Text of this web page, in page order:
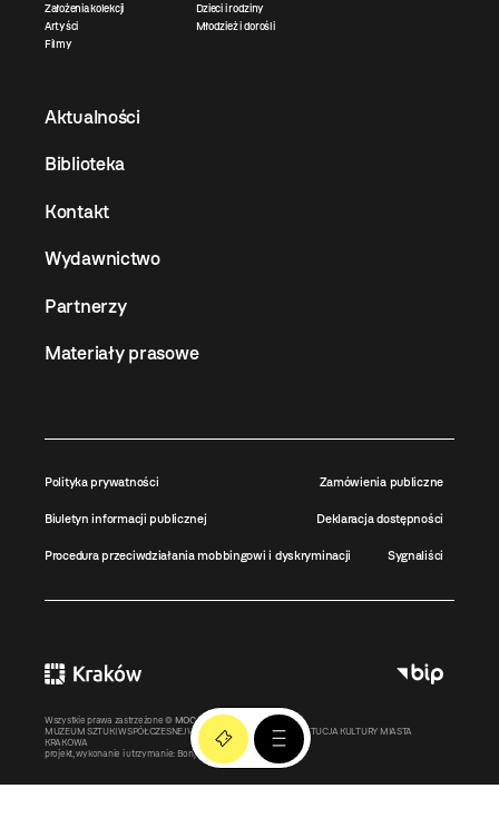
Założenia kolekcji
Artyści
Filmy
Dzieci i rodziny
Młodzież i dorośli
Aktualności
Biblioteka
Kontakt
Wydawnictwo
Partnerzy
Materiały prasowe
Polityka prywatności Zamówienia publiczne
Biuletyn informacji publicznej Deklaracja dostępności
Procedura przeciwdziałania mobbingowi i dyskryminacji Sygnaliści
Wszystkie prawa zastrzeżone © MOCAK2011-2026
MUZEUM SZTUKI WSPÓŁCZESNEJ W KRAKOWIE MOCAK – INSTYTUCJA KULTURY MIASTA
KRAKOWA
projekt, wykonanie i utrzymanie: Bonjour.pl